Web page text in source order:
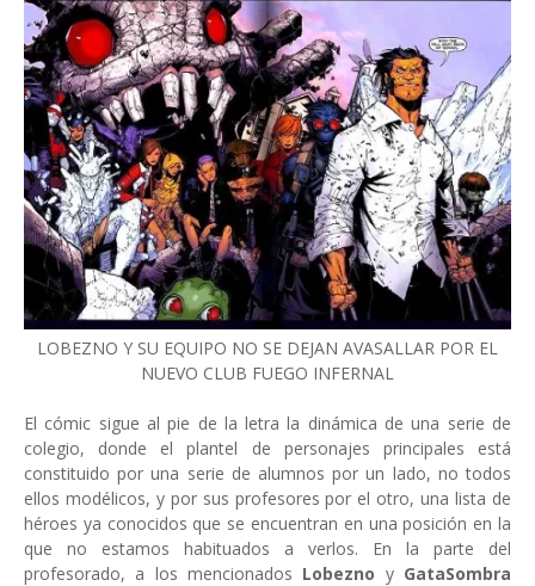
LOBEZNO Y SU EQUIPO NO SE DEJAN AVASALLAR POR EL
NUEVO CLUB FUEGO INFERNAL
El cómic sigue al pie de la letra la dinámica de una serie de
colegio, donde el plantel de personajes principales está
constituido por una serie de alumnos por un lado, no todos
ellos modélicos, y por sus profesores por el otro, una lista de
héroes ya conocidos que se encuentran en una posición en la
que no estamos habituados a verlos. En la parte del
profesorado, a los mencionados Lobezno y GataSombra